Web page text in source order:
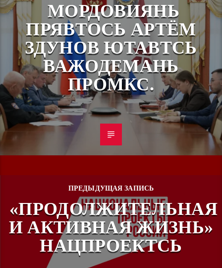
МОРДОВИЯНЬ
ПРЯВТОСЬ АРТЁМ
ЗДУНОВ ЮТАВТСЬ
ВАЖОДЕМАНЬ
ПРОМКС.
ПРЕДЫДУЩАЯ ЗАПИСЬ
«ПРОДОЛЖИТЕЛЬНАЯ
И АКТИВНАЯ ЖИЗНЬ»
НАЦПРОЕКТСЬ